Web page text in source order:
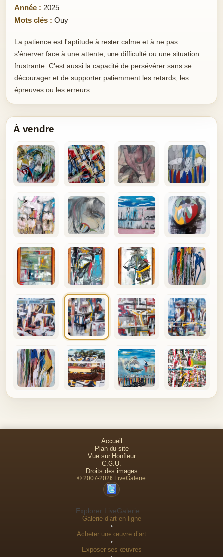
Année : 2025
Mots clés : Ouy
La patience est l'aptitude à rester calme et à ne pas
s'énerver face à une attente, une difficulté ou une situation
frustrante. C'est aussi la capacité de persévérer sans se
décourager et de supporter patiemment les retards, les
épreuves ou les erreurs.
À vendre
Accueil
Plan du site
Vue sur Honfleur
C.G.U.
Droits des images
© 2007-2026 LiveGalerie
Explorer LiveGalerie :
Galerie d’art en ligne
•
Acheter une œuvre d’art
•
Exposer ses œuvres